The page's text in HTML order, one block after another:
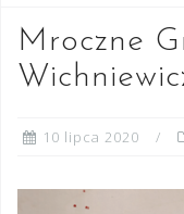
Mroczne
10 lipca 2020